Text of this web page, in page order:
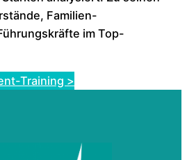
Familien-
im Top-
Training >